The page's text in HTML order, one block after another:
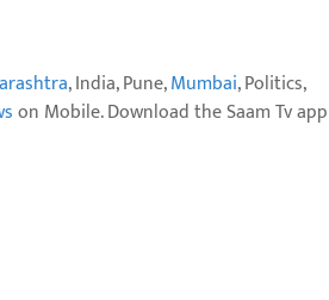
, India, Pune,Mumbai, Politics,
on Mobile. Download the Saam Tv